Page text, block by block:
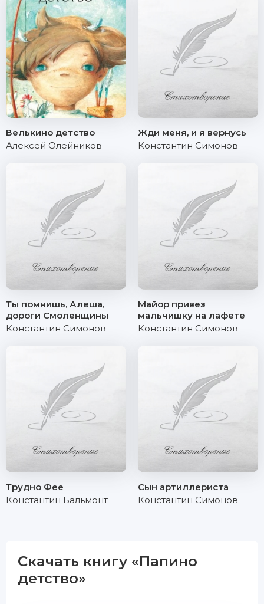
Велькино детство
Алексей Олейников
Жди меня, и я вернусь
Константин Симонов
Ты помнишь, Алеша,
дороги Смоленщины
Константин Симонов
Майор привез
мальчишку на лафете
Константин Симонов
Трудно Фее
Константин Бальмонт
Сын артиллериста
Константин Симонов
Скачать книгу «Папино
детство»